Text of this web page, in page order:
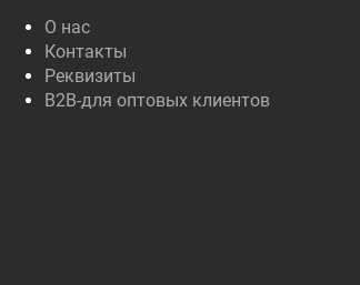
О нас
Контакты
Реквизиты
B2B-для оптовых клиентов